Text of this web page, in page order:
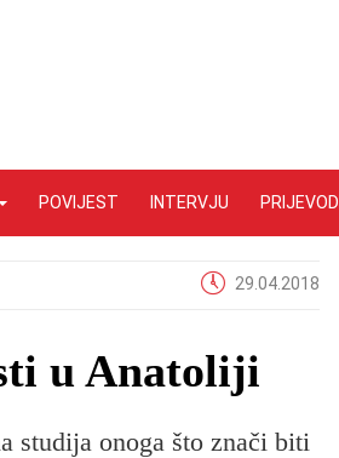
POVIJEST INTERVJU PRIJEVODI
29.04.2018
u Anatoliji
studija onoga što znači biti